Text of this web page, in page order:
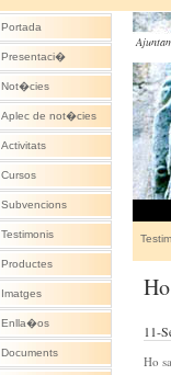
Portada
Presentaci�
Not�cies
Aplec de not�cies
Activitats
Cursos
Subvencions
Testimonis
Productes
Imatges
Enlla�os
Documents
11-
Ho